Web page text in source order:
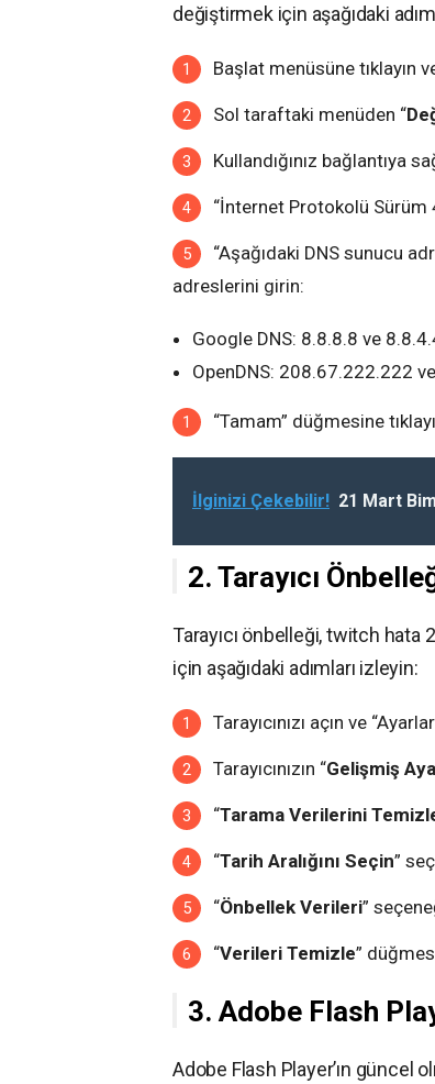
değiştirmek için aşağıdaki
Başlat menüsüne tıklayın
Sol taraftaki menüden “
Kullandığınız bağlantıya
“İnternet Protokolü Sürüm
“Aşağıdaki DNS sunucu
adreslerini girin:
Google DNS: 8.8.8.8 ve
OpenDNS: 208.67.222.222
“Tamam” düğmesine
İlginizi Çekebilir! 21 Mart
2. Tarayıcı
Tarayıcı önbelleği, twitch hata
için aşağıdaki adımları izleyin:
Tarayıcınızı açın ve
Tarayıcınızın “Gelişmiş
“Tarama Verilerini
“Tarih Aralığını Seçin”
“Önbellek Verileri”
“Verileri Temizle”
3. Adobe Flash
Adobe Flash Player’ın güncel